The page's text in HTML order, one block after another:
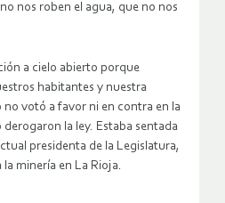
nos roben el agua, que no nos
a cielo abierto porque
habitantes y nuestra
no votó a favor ni en contra en la
la ley. Estaba sentada
presidenta de la Legislatura,
minería en La Rioja.